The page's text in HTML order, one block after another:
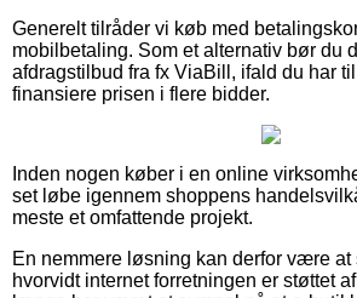
Generelt tilråder vi køb med
mobilbetaling. Som et alternativ bør du
afdragstilbud fra fx ViaBill, ifald du har
finansiere prisen i flere bidder.
Inden nogen køber i en online
set løbe igennem shoppens
meste et omfattende projekt.
En nemmere løsning kan derfor være
hvorvidt internet forretningen er støttet